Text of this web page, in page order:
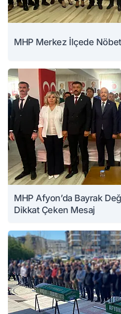
MHP Merkez İlçede
MHP Afyon’da Bayrak
Dikkat Çeken Mesaj